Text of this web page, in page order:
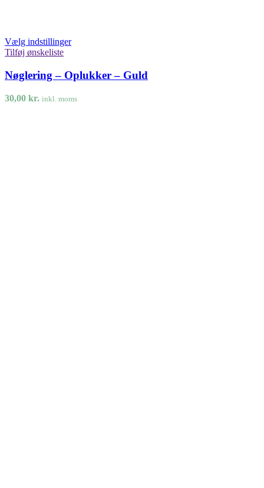
Vælg indstillinger
Tilføj ønskeliste
Nøglering – Oplukker – Guld
30,00 kr. inkl. moms